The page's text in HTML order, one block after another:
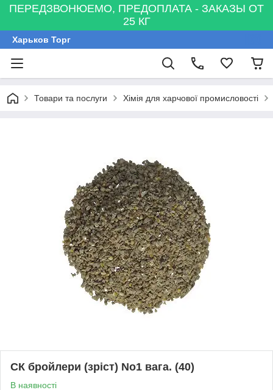
ПЕРЕДЗВОНЮЕМО, ПРЕДОПЛАТА - ЗАКАЗЫ ОТ
25 КГ
Харьков Торг
Товари та послуги Хімія для харчової промисловості
СК бройлери (зріст) No1 вага. (40)
В наявності